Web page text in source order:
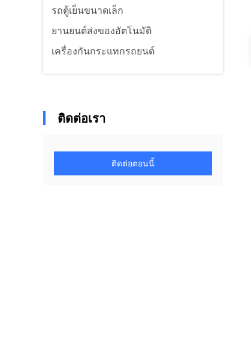
รถตู้เย็นขนาดเล็ก
ยานยนต์ส่งของอัตโนมัติ
เครื่องกันกระแทกรถยนต์
ติดต่อเรา
ติดต่อตอนนี้